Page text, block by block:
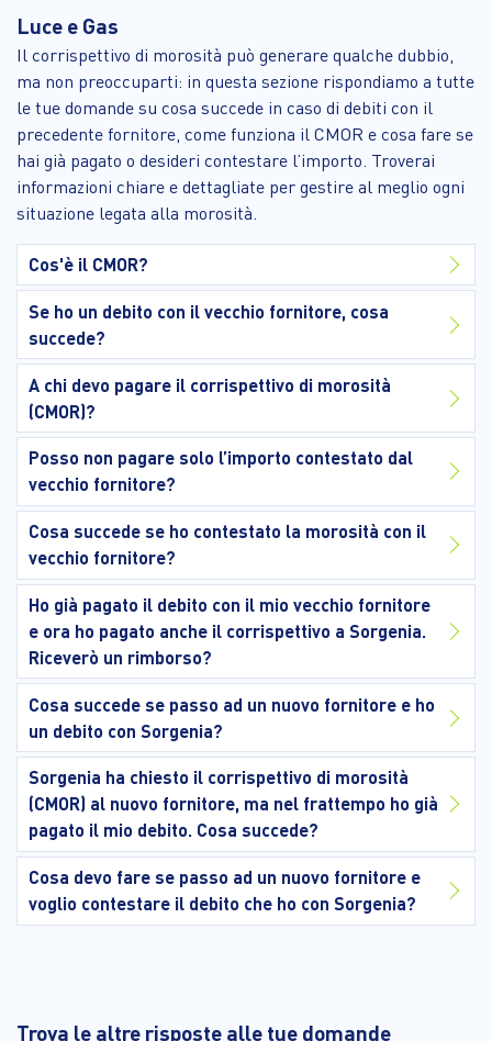
Luce e Gas
Il corrispettivo di morosità può generare qualche dubbio,
ma non preoccuparti: in questa sezione rispondiamo a tutte
le tue domande su cosa succede in caso di debiti con il
precedente fornitore, come funziona il CMOR e cosa fare se
hai già pagato o desideri contestare l’importo. Troverai
informazioni chiare e dettagliate per gestire al meglio ogni
situazione legata alla morosità.
Cos'è il CMOR?
Se ho un debito con il vecchio fornitore, cosa
succede?
A chi devo pagare il corrispettivo di morosità
(CMOR)?
Posso non pagare solo l’importo contestato dal
vecchio fornitore?
Cosa succede se ho contestato la morosità con il
vecchio fornitore?
Ho già pagato il debito con il mio vecchio fornitore
e ora ho pagato anche il corrispettivo a Sorgenia.
Riceverò un rimborso?
Cosa succede se passo ad un nuovo fornitore e ho
un debito con Sorgenia?
Sorgenia ha chiesto il corrispettivo di morosità
(CMOR) al nuovo fornitore, ma nel frattempo ho già
pagato il mio debito. Cosa succede?
Cosa devo fare se passo ad un nuovo fornitore e
voglio contestare il debito che ho con Sorgenia?
Trova le altre risposte alle tue domande